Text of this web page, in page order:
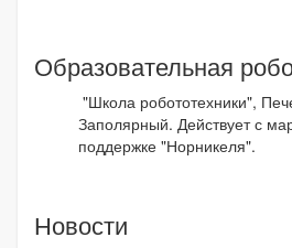
Образовательная
"Школа робототехники",
Заполярный. Действует с
поддержке "Норникеля".
Новости